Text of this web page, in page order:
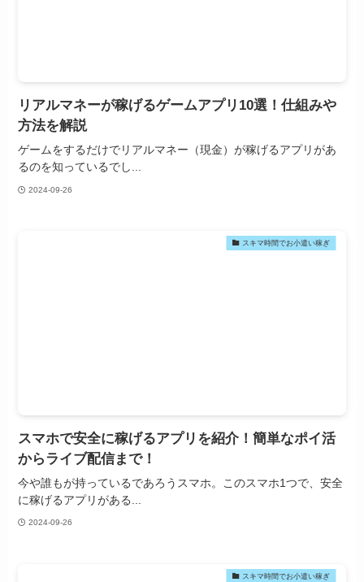
リアルマネーが稼げるゲームアプリ10選！仕組みや
方法を解説
ゲームをするだけでリアルマネー（現金）が稼げるアプリがあ
るのを知っているでし...
2024-09-26
スキマ時間でお小遣い稼ぎ
スマホで安全に稼げるアプリを紹介！簡単なポイ活
からライブ配信まで！
今や誰もが持っているであろうスマホ。このスマホ1つで、安全
に稼げるアプリがある...
2024-09-26
スキマ時間でお小遣い稼ぎ